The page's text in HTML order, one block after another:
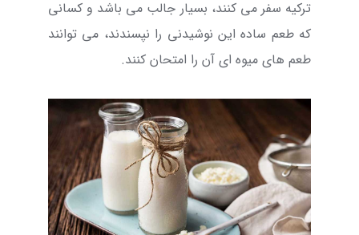
ترکیه سفر می کنند، بسیار جالب می باشد و کسانی
که طعم ساده این نوشیدنی را نپسندند، می توانند
طعم های میوه ای آن را امتحان کنند.